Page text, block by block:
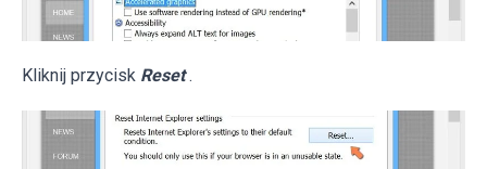
Kliknij przycisk Reset .